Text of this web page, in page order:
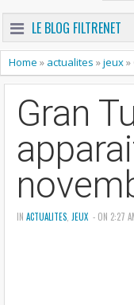
LE BLOG FILTRENET
Home » actualites »jeux»
Gran
IN ACTUALITES JEUX - ON 2:27